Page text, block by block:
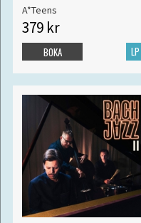
A*Teens
379 kr
LP
BOKA